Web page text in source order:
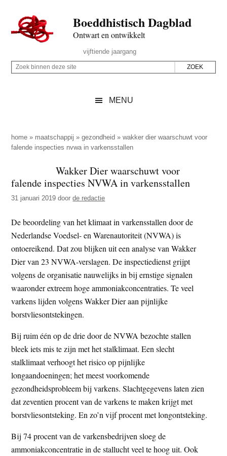
naar
de
inhoud
secondary
naar
de
sidebar
naar
de
Boeddhistisch Dagblad
Ontwart en ontwikkelt
Rechts
vijftiende jaargang
Z
p
d
z
e
i
t
e
Z
i
n
n
d
z
e
s
i
t
e
MENU
home » maatschappij »gezondheid »wakker dier waarschuwt voor
falende inspecties nvwa in varkensstallen
Wakker Dier waarschuwt voor
falende inspecties NVWA in varkensstallen
31 januari 2019 doorde redactie
De beoordeling van het klimaat in varkensstallen door de
Nederlandse Voedsel- en Warenautoriteit (NVWA) is
ontoereikend. Dat zou blijken uit een analyse van Wakker
Dier van 23 NVWA-verslagen. De inspectiedienst grijpt
volgens de organisatie nauwelijks in bij ernstige signalen
waaronder extreem hoge ammoniakconcentraties. Te veel
varkens lijden volgens Wakker Dier aan pijnlijke
borstvliesontstekingen.
Bij ruim één op de drie door de NVWA bezochte stallen
bleek iets mis te zijn met het stalklimaat. Een slecht
stalklimaat verhoogt het risico op pijnlijke
longaandoeningen; het meest voorkomende
gezondheidsprobleem bij varkens. Slachtgegevens laten zien
dat zeventien procent van de varkens te maken krijgt met
borstvliesontsteking. En zo’n vijf procent met longontsteking.
Bij 74 procent van de varkensbedrijven sloeg de
ammoniakconcentratie in de stallucht veel te hoog uit. Ook